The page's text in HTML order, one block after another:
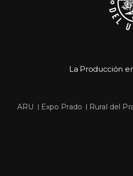
La Producción
ARU Expo Prado Rural del